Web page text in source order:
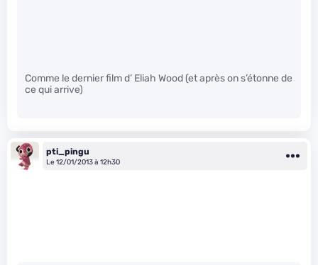
Comme le dernier film d’ Eliah Wood (et après on s’étonne de
ce qui arrive)
pti_pingu
Le 12/01/2013 à 12h30